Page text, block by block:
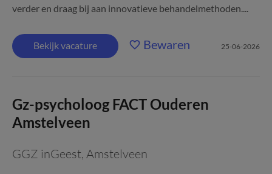
verder en draag bij aan innovatieve behandelmethoden....
Bekijk vacature Bewaren 25-06-2026
Gz-psycholoog FACT Ouderen
Amstelveen
GGZ inGeest, Amstelveen